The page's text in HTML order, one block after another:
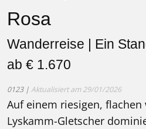
Wanderreise | Ein
Rosa
Wanderreise | Ein
ab € 1.670
0123 | Aktualisiert am 29/01/2026
Auf einem riesigen,
Lyskamm-Gletscher